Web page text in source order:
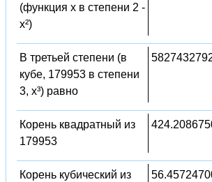
(функция x в степени 2 -
x²)
В третьей степени (в
кубе, 179953 в степени
3, x³) равно
Корень квадратный из
179953
Корень кубический из